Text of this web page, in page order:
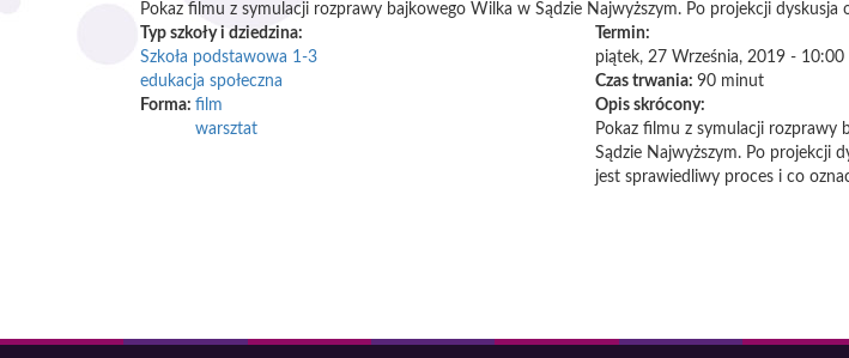
Pokaz filmu z symulacji rozprawy bajkowego Wilka w Sądzie Najwyższym. Po projekcji
Typ szkoły i dziedzina:
Szkoła podstawowa 1-3
edukacja społeczna
Forma: film
warsztat
Termin:
piątek, 27 Września, 2019 - 10:00
Czas trwania: 90 minut
Opis skrócony:
Pokaz filmu z symulacji rozprawy
Sądzie Najwyższym. Po projekcji
jest sprawiedliwy proces i co